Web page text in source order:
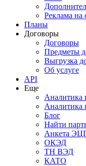
Реклама на
Планы
Договоры
Договоры
Предметы
Выгрузка
Об услуге
API
Еще
Аналитика
Аналитика
Блог
Найти
Анкета
ОКЭД
ТН ВЭД
КАТО